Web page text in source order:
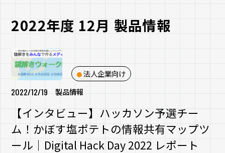
2022年度 12月 製品情報
法人企業向け
2022/12/19 製品情報
【インタビュー】ハッカソン予選チー
ム！かぼす塩ポテトの情報共有マップツ
ール｜Digital Hack Day 2022 レポート